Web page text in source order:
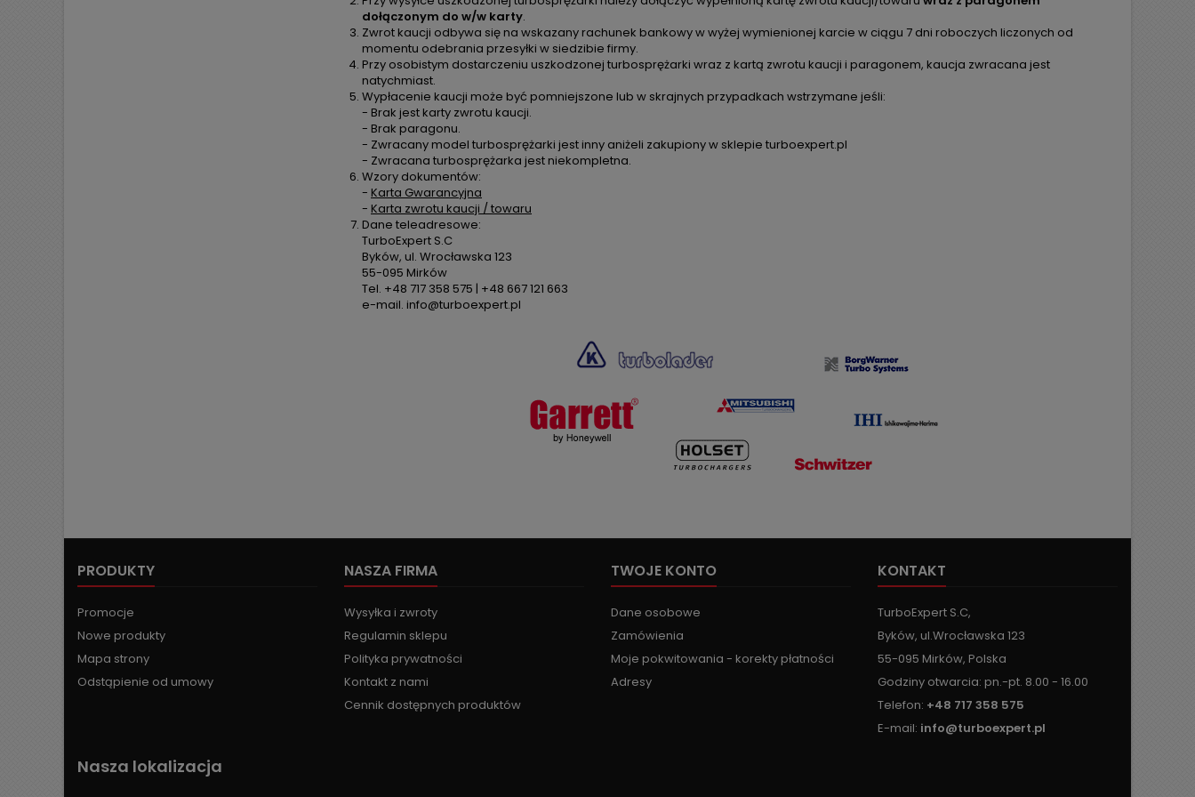
dołączonym do w/w karty.
Zwrot kaucji odbywa się na wskazany rachunek bankowy w wyżej wymienionej karcie w ciągu 7 dni roboczych liczonych od
momentu odebrania przesyłki w siedzibie firmy.
Przy osobistym dostarczeniu uszkodzonej turbosprężarki wraz z kartą zwrotu kaucji i paragonem, kaucja zwracana jest
natychmiast.
Wypłacenie kaucji może być pomniejszone lub w skrajnych przypadkach wstrzymane jeśli:
- Brak jest karty zwrotu kaucji.
- Brak paragonu.
- Zwracany model turbosprężarki jest inny aniżeli zakupiony w sklepie turboexpert.pl
- Zwracana turbosprężarka jest niekompletna.
Wzory dokumentów:
- Karta Gwarancyjna
- Karta zwrotu kaucji / towaru
Dane teleadresowe:
TurboExpert S.C
Byków, ul. Wrocławska 123
55-095 Mirków
Tel. +48 717 358 575 | +48 667 121 663
e-mail. info@turboexpert.pl
PRODUKTY
Promocje
Nowe produkty
Mapa strony
Odstąpienie od umowy
NASZA FIRMA
Wysyłka i zwroty
Regulamin sklepu
Polityka prywatności
Kontakt z nami
Cennik dostępnych produktów
TWOJE KONTO
Dane osobowe
Zamówienia
Moje pokwitowania - korekty płatności
Adresy
KONTAKT
TurboExpert S.C,
Byków, ul.Wrocławska 123
55-095 Mirków, Polska
Godziny otwarcia: pn.-pt. 8.00 - 16.00
Telefon: +48 717 358 575
E-mail: info@turboexpert.pl
Nasza lokalizacja